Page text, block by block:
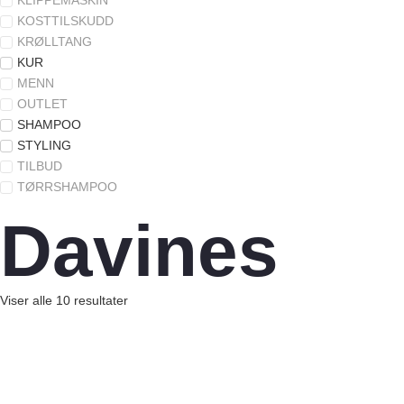
KOSTTILSKUDD
KRØLLTANG
KUR
MENN
OUTLET
SHAMPOO
STYLING
TILBUD
TØRRSHAMPOO
Davines
Viser alle 10 resultater